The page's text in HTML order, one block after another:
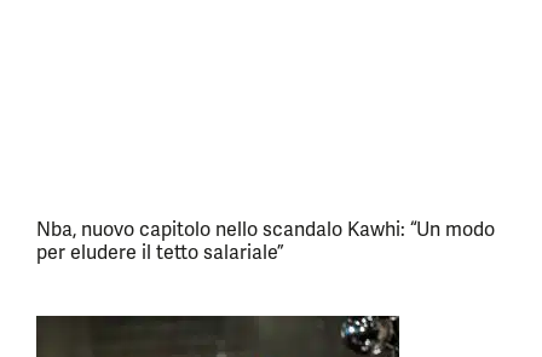
Nba, nuovo capitolo nello scandalo Kawhi: “Un modo
per eludere il tetto salariale”